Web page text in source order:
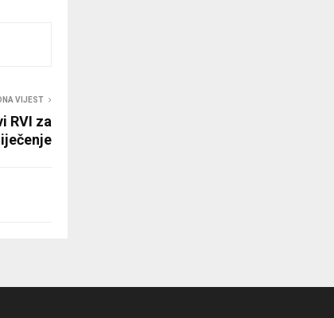
VIJEST
RVI za